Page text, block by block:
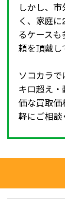
しかし、
く、家庭
るケース
頼を頂戴し
ソコカラ
キロ超え
価な買取価
軽にご相談